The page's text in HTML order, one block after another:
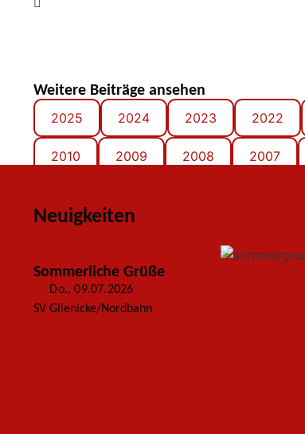
Weitere Beiträge ansehen
2025
2024 2023 2022
2010 2009 2008 2007
Neuigkeiten
Sommerliche Grüße
Do., 09.07.2026
SV Glienicke/Nordbahn